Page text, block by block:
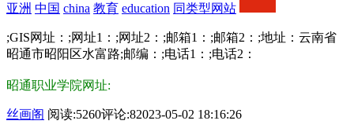
亚洲 中国 china 教育 education 同类型网站
;GIS网址：;网址1：;网址2：;邮箱1：;邮箱2：;地址：云南省
昭通市昭阳区水富路;邮编：;电话1：;电话2：
昭通职业学院网址:
丝画阁 阅读:5260评论:82023-05-02 18:16:26